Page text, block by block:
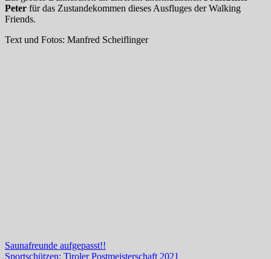
Peter für das Zustandekommen dieses Ausfluges der Walking
Friends.
Text und Fotos: Manfred Scheiflinger
Beitragsnavigation
Vorheriger
Beitrag:
Saunafreunde aufgepasst!!
Nächster
Sportschützen: Tiroler Postmeisterschaft 2021